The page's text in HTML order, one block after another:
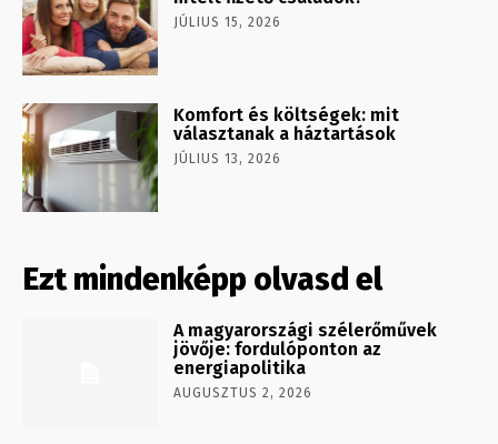
JÚLIUS 15, 2026
Komfort és költségek: mit
választanak a háztartások
JÚLIUS 13, 2026
Ezt mindenképp olvasd el
A magyarországi szélerőművek
jövője: fordulóponton az
energiapolitika
AUGUSZTUS 2, 2026